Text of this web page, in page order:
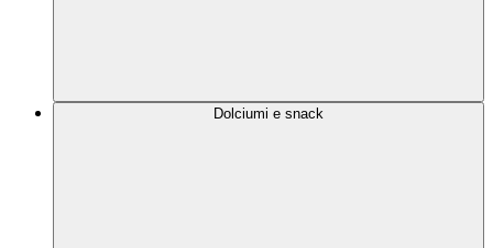
Dolciumi e snack